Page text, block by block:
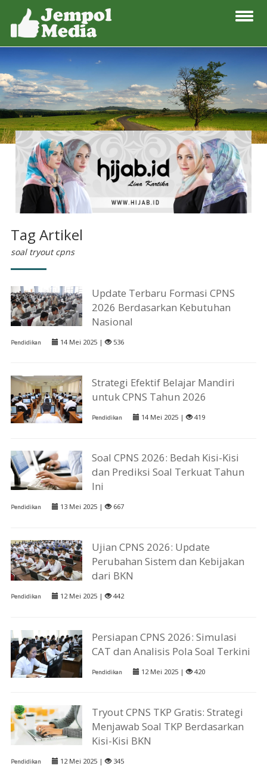
Tag Artikel
soal tryout cpns
Update Terbaru Formasi CPNS
2026 Berdasarkan Kebutuhan
Nasional
Pendidikan 14 Mei 2025 | 536
Strategi Efektif Belajar Mandiri
untuk CPNS Tahun 2026
Pendidikan 14 Mei 2025 | 419
Soal CPNS 2026: Bedah Kisi-Kisi
dan Prediksi Soal Terkuat Tahun
Ini
Pendidikan 13 Mei 2025 | 667
Ujian CPNS 2026: Update
Perubahan Sistem dan Kebijakan
dari BKN
Pendidikan 12 Mei 2025 | 442
Persiapan CPNS 2026: Simulasi
CAT dan Analisis Pola Soal Terkini
Pendidikan 12 Mei 2025 | 420
Tryout CPNS TKP Gratis: Strategi
Menjawab Soal TKP Berdasarkan
Kisi-Kisi BKN
Pendidikan 12 Mei 2025 | 345